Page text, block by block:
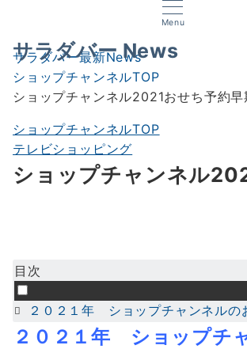
Menu
サラダバー News
サラダバー最新News
ショップチャンネルTOP
ショップチャンネル2021おせち予約早
ショップチャンネルTOP
テレビショッピング
ショップチャンネル
目次
２０２１年 ショップチャンネルの
２０２１年 ショップチ